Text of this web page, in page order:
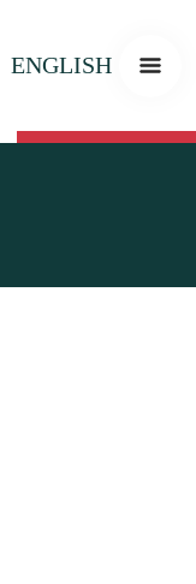
ENGLISH